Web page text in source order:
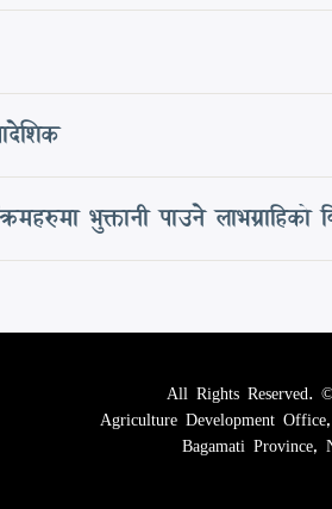
भुक्तानी पाउने लाभग्राहिको
All Rights
Agriculture Development
Bagamati Province,